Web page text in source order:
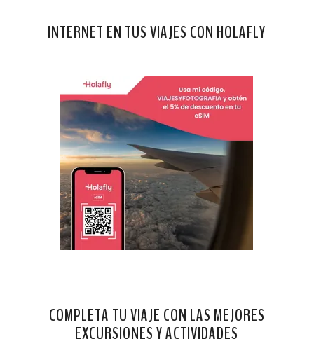
INTERNET EN TUS VIAJES CON HOLAFLY
COMPLETA TU VIAJE CON LAS MEJORES
EXCURSIONES Y ACTIVIDADES